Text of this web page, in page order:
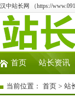
汉中站长网 （https://
首页 站长资讯
当前位置： 首页 > 站